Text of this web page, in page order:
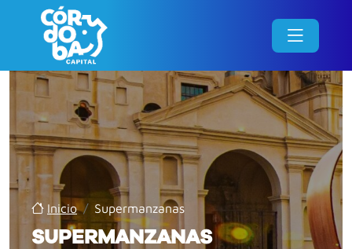
Inicio / Supermanzanas
SUPERMANZANAS